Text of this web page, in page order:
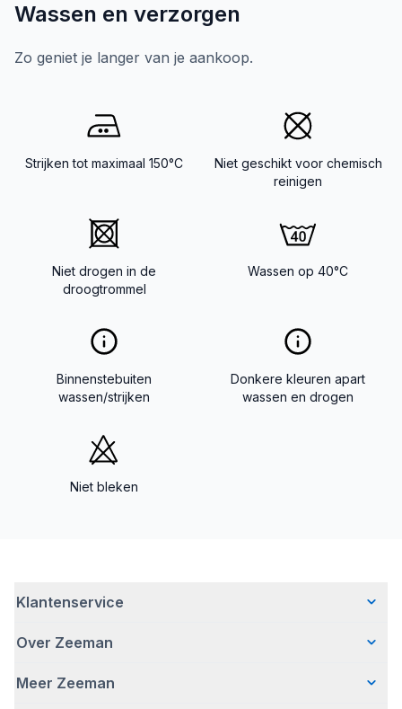
Wassen en verzorgen
Zo geniet je langer van je aankoop.
Strijken tot maximaal 150°C
Niet geschikt voor chemisch
reinigen
Niet drogen in de
droogtrommel
Wassen op 40°C
Binnenstebuiten
wassen/strijken
Donkere kleuren apart
wassen en drogen
Niet bleken
Klantenservice
Veelgestelde vragen
Bezorgen
Over Zeeman
Wie wij zijn
Meer Zeeman